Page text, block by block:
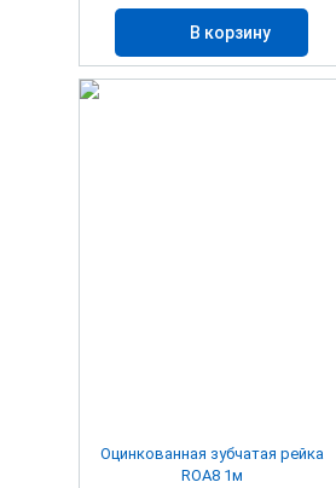
В корзину
Оцинкованная зубчатая рейка
ROA8 1м